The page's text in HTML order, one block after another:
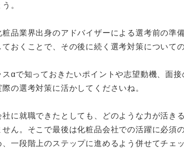
化粧品会社に向いている人の特徴
ES作成前の人必見！ 化粧品会社の志望動機例文3
例文①自分の経験から書く場合
例文②企業やブランドのコンセプトから書
。
粧品業界出身のアドバイザーによる選考前の準
ておくことで、その後に続く選考対策について
スαで知っておきたいポイントや志望動機、面接
の選考対策に活かしてくださいね。
社に就職できたとしても、どのような力が活き
せん。そこで最後は化粧品会社での活躍に必須
、一段階上のステップに進めるよう併せてチェ